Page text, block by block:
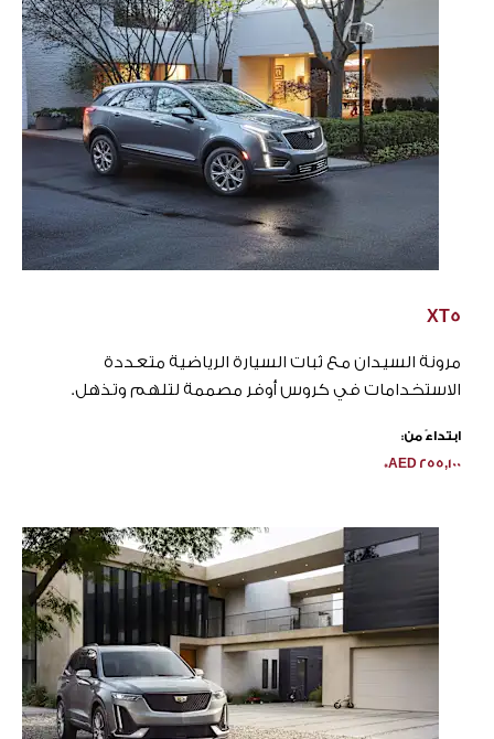
XT5
مرونة السيدان مع ثبات السيارة الرياضية متعددة
الاستخدامات في كروس أوفر مصممة لتلهم وتذهل.
ابتداءً من:
AED 255,100
*